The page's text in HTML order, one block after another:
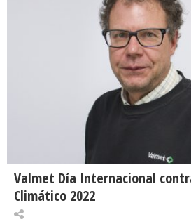
Valmet Día Internacional
Climático 2022